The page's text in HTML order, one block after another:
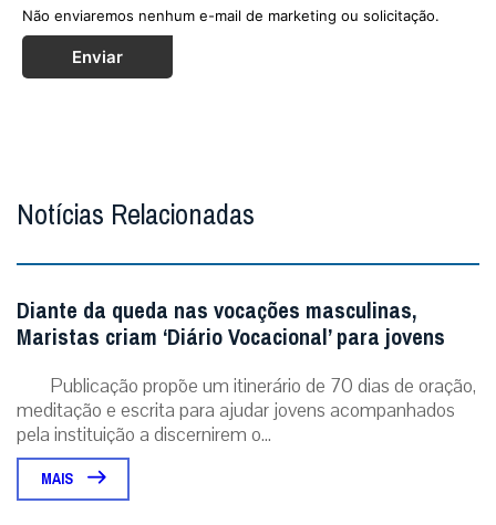
Não enviaremos nenhum e-mail de marketing ou solicitação.
Enviar
Notícias Relacionadas
Diante da queda nas vocações masculinas,
Maristas criam ‘Diário Vocacional’ para jovens
Publicação propõe um itinerário de 70 dias de oração,
meditação e escrita para ajudar jovens acompanhados
pela instituição a discernirem o...
MAIS